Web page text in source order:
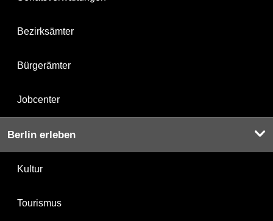
Bezirksämter
Bürgerämter
Jobcenter
Berlin erleben
Kultur
Tourismus